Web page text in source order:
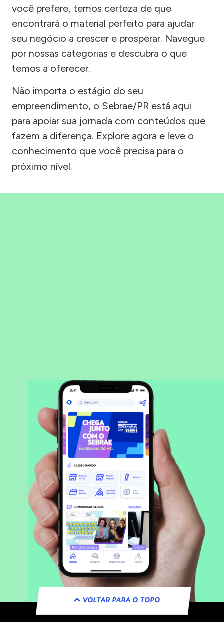
você prefere, temos certeza de que
encontrará o material perfeito para ajudar
seu negócio a crescer e prosperar. Navegue
por nossas categorias e descubra o que
temos a oferecer.
Não importa o estágio do seu
empreendimento, o Sebrae/PR está aqui
para apoiar sua jornada com conteúdos que
fazem a diferença. Explore agora e leve o
conhecimento que você precisa para o
próximo nível.
VOLTAR PARA O TOPO